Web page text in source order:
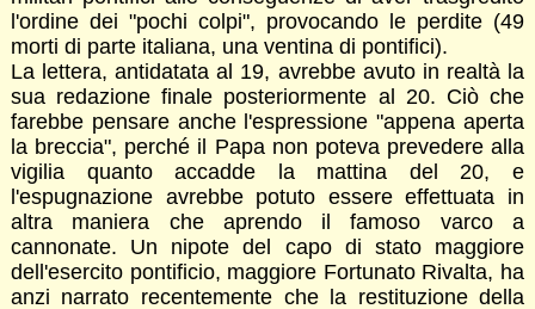
l'ordine dei "pochi colpi", provocando le perdite (49
morti di parte italiana, una ventina di pontifici).
La lettera, antidatata al 19, avrebbe avuto in realtà la
sua redazione finale posteriormente al 20. Ciò che
farebbe pensare anche l'espressione "appena aperta
la breccia", perché il Papa non poteva prevedere alla
vigilia quanto accadde la mattina del 20, e
l'espugnazione avrebbe potuto essere effettuata in
altra maniera che aprendo il famoso varco a
cannonate. Un nipote del capo di stato maggiore
dell'esercito pontificio, maggiore Fortunato Rivalta, ha
anzi narrato recentemente che la restituzione della